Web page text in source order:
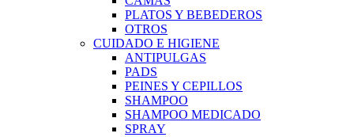
PLATOS Y BEBEDEROS
OTROS
CUIDADO E HIGIENE
ANTIPULGAS
PADS
PEINES Y CEPILLOS
SHAMPOO
SHAMPOO MEDICADO
SPRAY